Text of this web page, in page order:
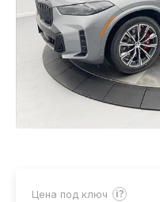
ЛИЗИНГ
НОВОСТИ
ОТЗЫВЫ
КОНТАКТЫ
Цена под ключ ?